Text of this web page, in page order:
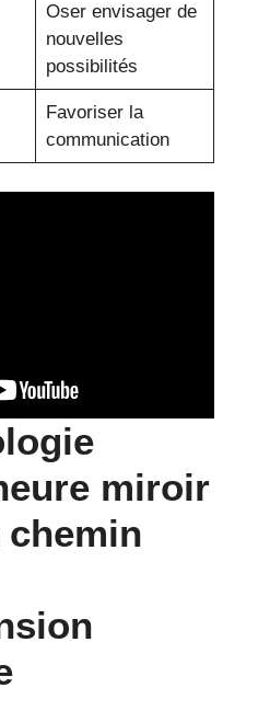
Oser envisager de
nouvelles
possibilités
Favoriser la
communication
miroir
chemin